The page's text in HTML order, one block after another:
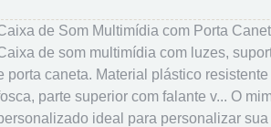
de Som Multimídia com Porta
de som multimídia com luzes,
porta caneta. Material plástico
parte superior com falante v... O
ideal para personalizar sua